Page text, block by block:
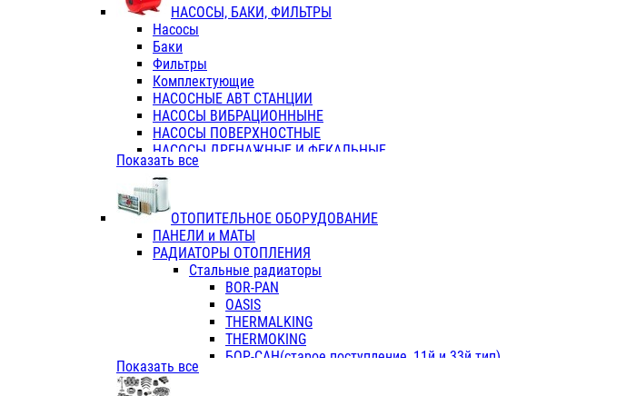
ТРОЙНИКИ ПЕРЕХОДНЫЕ / СОЕДИНИТЕЛЬНЫЕ
ТРОЙНИКИ С ВНУТРЕННЕЙ РЕЗЬБОЙ
КОЛЬЦА РЕЗИНОВЫЕ
ТРУБЫ НАПОРНЫЕ
ТРУБЫ ГОФРИРОВАННЫЕ ДВУХСЛ.
ТРУБЫ ПОЛИЭТИЛЕНОВЫЕ
НАСОСЫ, БАКИ, ФИЛЬТРЫ
Насосы
Баки
Фильтры
Комплектующие
НАСОСНЫЕ АВТ СТАНЦИИ
НАСОСЫ ВИБРАЦИОННЫНЕ
НАСОСЫ ПОВЕРХНОСТНЫЕ
НАСОСЫ ДРЕНАЖНЫЕ И ФЕКАЛЬНЫЕ
НАСОСЫ ПОВЫСИТ и ЦИРКУЛЯЦИОННЫЕ
НАСОСЫ СКВАЖИННЫЕ
Показать все
ОТОПИТЕЛЬНОЕ ОБОРУДОВАНИЕ
ПАНЕЛИ и МАТЫ
РАДИАТОРЫ ОТОПЛЕНИЯ
Стальные радиаторы
BOR-PAN
OASIS
THERMALKING
THERMOKING
БОР-САН(старое поступление, 11й и 33й тип)
Показать все